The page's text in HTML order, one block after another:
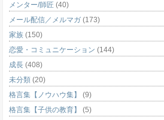
メンター/師匠 (40)
メール配信／メルマガ (173)
家族 (150)
恋愛・コミュニケーション (144)
成長 (408)
未分類 (20)
格言集【ノウハウ集】
(9)
格言集【子供の教育】
(5)